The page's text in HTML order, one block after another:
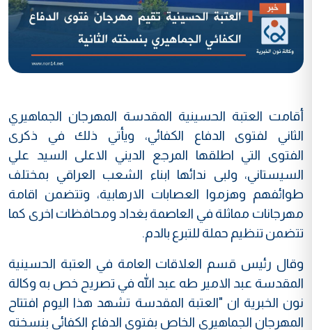
أقامت العتبة الحسينية المقدسة المهرجان الجماهيري
الثاني لفتوى الدفاع الكفائي، ويأتي ذلك في ذكرى
الفتوى التي اطلقها المرجع الديني الاعلى السيد علي
السيستاني، ولبى ندائها ابناء الشعب العراقي بمختلف
طوائفهم وهزموا العصابات الارهابية، وتتضمن اقامة
مهرجانات مماثلة في العاصمة بغداد ومحافظات اخرى كما
تتضمن تنظيم حملة للتبرع بالدم.
وقال رئيس قسم العلاقات العامة في العتبة الحسينية
المقدسة عبد الامير طه عبد الله في تصريح خص به وكالة
نون الخبرية ان "العتبة المقدسة تشهد هذا اليوم افتتاح
المهرجان الجماهيري الخاص بفتوى الدفاع الكفائي بنسخته